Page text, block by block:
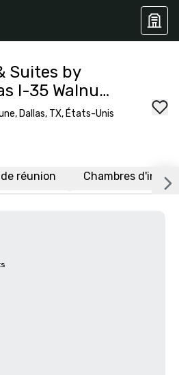
Suites by
I-35 Walnut
Dallas, TX, États-Unis
réunion Chambres